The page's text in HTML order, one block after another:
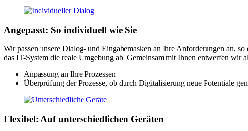
Angepasst: So individuell wie Sie
Wir passen unsere Dialog- und Eingabemasken an Ihre Anforderungen an,
das IT-System die reale Umgebung ab. Gemeinsam mit Ihnen entwerfen wir
Anpassung an Ihre Prozessen
Überprüfung der Prozesse, ob durch Digitalisierung neue Potentiale
Flexibel: Auf unterschiedlichen Geräten